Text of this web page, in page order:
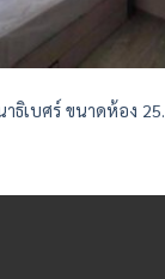
ธิเบศร์ ขนาดห้อง 25.